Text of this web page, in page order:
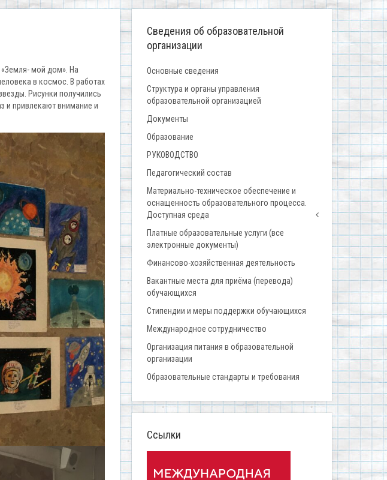
мой дом». На
в космос. В работах
Рисунки получились
и привлекают внимание и
Сведения об образовательной
организации
Основные сведения
Структура и органы управления
образовательной организацией
Документы
Образование
РУКОВОДСТВО
Педагогический состав
Материально-техническое обеспечение и
оснащенность образовательного процесса.
Доступная среда
Платные образовательные услуги (все
электронные документы)
Финансово-хозяйственная деятельность
Вакантные места для приёма (перевода)
обучающихся
Стипендии и меры поддержки обучающихся
Международное сотрудничество
Организация питания в образовательной
организации
Образовательные стандарты и требования
Ссылки